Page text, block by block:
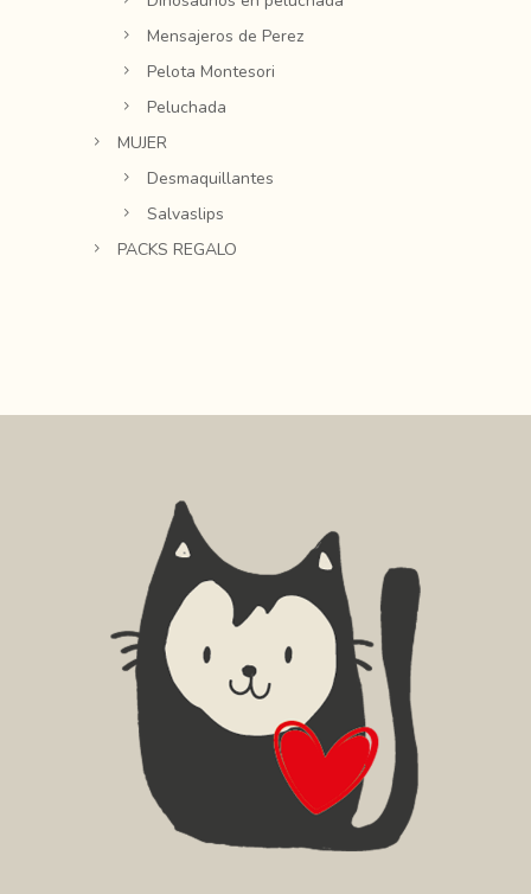
Mensajeros de Perez
Pelota Montesori
Peluchada
MUJER
Desmaquillantes
Salvaslips
PACKS REGALO